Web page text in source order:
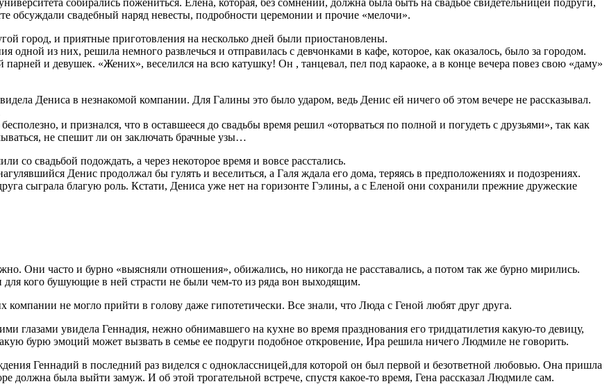
обсуждали свадебный наряд невесты, подробности церемонии и прочие «мелочи».
город, и приятные приготовления на не­сколько дней были приостановлены.
из них, решила немного развлечься и отправилась с девчонками в кафе, ко­торое, как оказалось, было за городом.
и девушек. «Жених», веселился на всю катушку! Он , танцевал, пел под караоке, а в конце вечера повез свою «даму»
Дениса в незнакомой компании. Для Галины это было ударом, ведь Денис ей ничего об этом вечере не рассказывал.
и при­знался, что в оставшееся до свадьбы время решил «оторваться по полной и погудеть с друзьями», так как
не спешит ли он заключать брачные узы…
со свадьбой по­дождать, а через некоторое время и вовсе расстались.
Денис продолжал бы гулять и веселиться, а Галя ждала его дома, теряясь в предположениях и подозрениях.
сыграла благую роль. Кстати, Дениса уже нет на гори­зонте Гэлины, а с Еленой они сохранили прежние дружеские
Они часто и бурно «выясняли отношения», обижались, но никогда не расставались, а потом так же бурно мирились.
кого бушующие в ней страсти не были чем-то из ряда вон выходящим.
не могло прийти в голову даже гипотетически. Все знали, что Люда с Геной любят друг друга.
глазами увидела Геннадия, нежно обнимавшего на кухне во время празднования его тридцатилетия какую-то девицу,
бурю эмоций может вызвать в семье ее подруги подобное откровение, Ира решила ничего Людмиле не говорить.
Геннадий в по­следний раз виделся с одноклассницей,для которой он был первой и безответной лю­бовью. Она пришла
должна была выйти замуж. И об этой трогательной встрече, спустя какое-то время, Гена рассказал Людмиле сам.